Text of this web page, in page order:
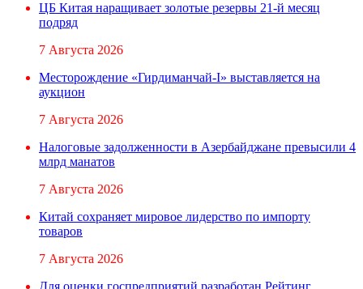
ЦБ Китая наращивает золотые резервы 21-й месяц
подряд
7 Августа 2026
Месторождение «Гирдиманчай-I» выставляется на
аукцион
7 Августа 2026
Налоговые задолженности в Азербайджане превысили 4
млрд манатов
7 Августа 2026
Китай сохраняет мировое лидерство по импорту
товаров
7 Августа 2026
Для оценки госпредприятий разработан Рейтинг